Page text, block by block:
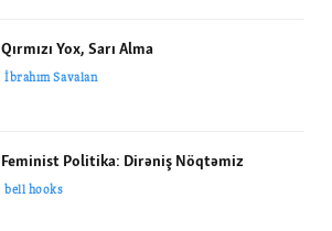
Qırmızı Yox, Sarı Alma
İbrahım Savalan
Feminist Politika: Dirəniş Nöqtəmiz
bell hooks